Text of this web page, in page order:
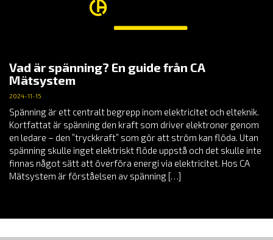
Vad är spänning? En guide från CA
Mätsystem
2024-11-15
Spänning är ett centralt begrepp inom elektricitet och elteknik.
Kortfattat är spänning den kraft som driver elektroner genom
en ledare – den ”tryckkraft” som gör att ström kan flöda. Utan
spänning skulle inget elektriskt flöde uppstå och det skulle inte
finnas något sätt att överföra energi via elektricitet. Hos CA
Mätsystem är förståelsen av spänning […]